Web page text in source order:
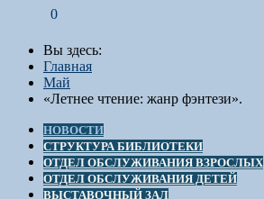
0
Вы здесь:
Главная
Май
«Летнее чтение: жанр фэнтези».
НОВОСТИ
СТРУКТУРА БИБЛИОТЕКИ
ОТДЕЛ ОБСЛУЖИВАНИЯ ВЗРОСЛЫХ
ОТДЕЛ ОБСЛУЖИВАНИЯ ДЕТЕЙ
ВЫСТАВОЧНЫЙ ЗАЛ